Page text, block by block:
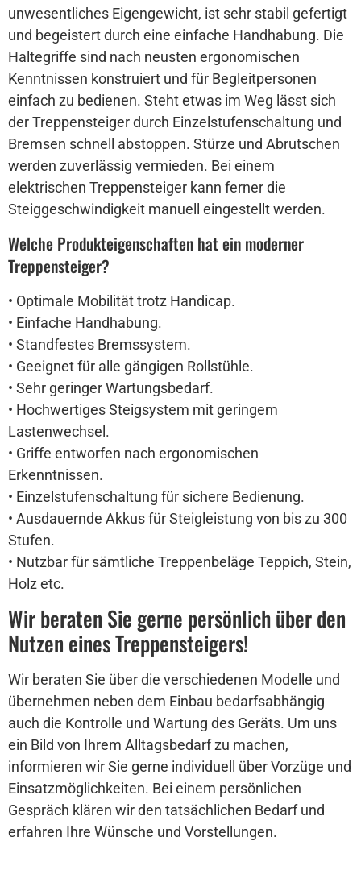
unwesentliches Eigengewicht, ist sehr stabil gefertigt
und begeistert durch eine einfache Handhabung. Die
Haltegriffe sind nach neusten ergonomischen
Kenntnissen konstruiert und für Begleitpersonen
einfach zu bedienen. Steht etwas im Weg lässt sich
der Treppensteiger durch Einzelstufenschaltung und
Bremsen schnell abstoppen. Stürze und Abrutschen
werden zuverlässig vermieden. Bei einem
elektrischen Treppensteiger kann ferner die
Steiggeschwindigkeit manuell eingestellt werden.
Welche Produkteigenschaften hat ein moderner
Treppensteiger?
• Optimale Mobilität trotz Handicap.
• Einfache Handhabung.
• Standfestes Bremssystem.
• Geeignet für alle gängigen Rollstühle.
• Sehr geringer Wartungsbedarf.
• Hochwertiges Steigsystem mit geringem
Lastenwechsel.
• Griffe entworfen nach ergonomischen
Erkenntnissen.
• Einzelstufenschaltung für sichere Bedienung.
• Ausdauernde Akkus für Steigleistung von bis zu 300
Stufen.
• Nutzbar für sämtliche Treppenbeläge Teppich, Stein,
Holz etc.
Wir beraten Sie gerne persönlich über den
Nutzen eines Treppensteigers!
Wir beraten Sie über die verschiedenen Modelle und
übernehmen neben dem Einbau bedarfsabhängig
auch die Kontrolle und Wartung des Geräts. Um uns
ein Bild von Ihrem Alltagsbedarf zu machen,
informieren wir Sie gerne individuell über Vorzüge und
Einsatzmöglichkeiten. Bei einem persönlichen
Gespräch klären wir den tatsächlichen Bedarf und
erfahren Ihre Wünsche und Vorstellungen.